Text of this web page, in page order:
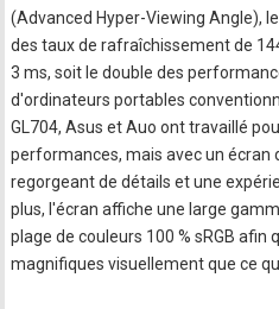
(Advanced Hyper-Viewing Angle),
des taux de rafraîchissement de
3 ms, soit le double des
d'ordinateurs portables
GL704, Asus et Auo ont travaillé
performances, mais avec un écran
regorgeant de détails et une
plus, l'écran affiche une large
plage de couleurs 100 % sRGB afin
magnifiques visuellement que ce